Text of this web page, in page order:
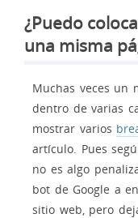
¿Puedo
una misma
Muchas veces un
dentro de varias
mostrar varios
artículo. Pues
no es algo
bot de Google a
sitio web, pero